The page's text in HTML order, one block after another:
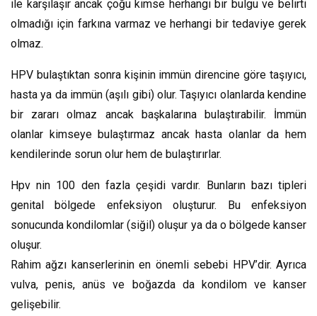
ile karşılaşır ancak çoğu kimse herhangi bir bulgu ve belirti
olmadığı için farkına varmaz ve herhangi bir tedaviye gerek
olmaz.
HPV bulaştıktan sonra kişinin immün direncine göre taşıyıcı,
hasta ya da immün (aşılı gibi) olur. Taşıyıcı olanlarda kendine
bir zararı olmaz ancak başkalarına bulaştırabilir. İmmün
olanlar kimseye bulaştırmaz ancak hasta olanlar da hem
kendilerinde sorun olur hem de bulaştırırlar.
Hpv nin 100 den fazla çeşidi vardır. Bunların bazı tipleri
genital bölgede enfeksiyon oluşturur. Bu enfeksiyon
sonucunda kondilomlar (siğil) oluşur ya da o bölgede kanser
oluşur.
Rahim ağzı kanserlerinin en önemli sebebi HPV’dir. Ayrıca
vulva, penis, anüs ve boğazda da kondilom ve kanser
gelişebilir.